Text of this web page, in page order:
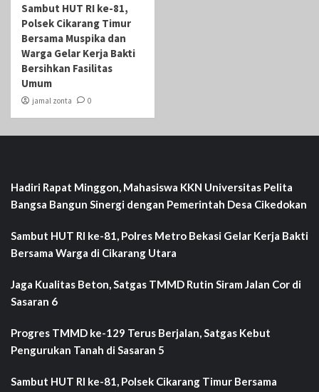
Sambut HUT RI ke-81,
Polsek Cikarang Timur
Bersama Muspika dan
Warga Gelar Kerja Bakti
Bersihkan Fasilitas
Umum
jamal zonta 0
Hadiri Rapat Minggon, Mahasiswa KKN Universitas Pelita
Bangsa Bangun Sinergi dengan Pemerintah Desa Cikedokan
Sambut HUT RI ke-81, Polres Metro Bekasi Gelar Kerja Bakti
Bersama Warga di Cikarang Utara
Jaga Kualitas Beton, Satgas TMMD Rutin Siram Jalan Cor di
Sasaran 6
Progres TMMD ke-129 Terus Berjalan, Satgas Kebut
Pengurukan Tanah di Sasaran 5
Sambut HUT RI ke-81, Polsek Cikarang Timur Bersama